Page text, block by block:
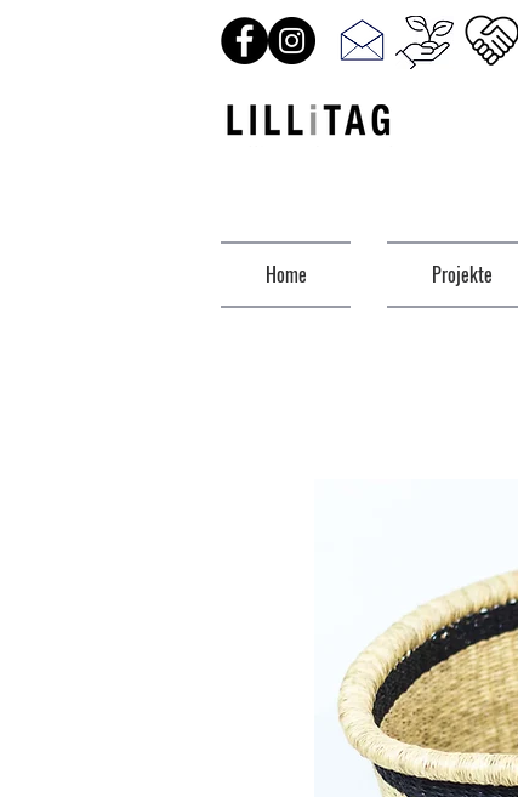
Home Projekte